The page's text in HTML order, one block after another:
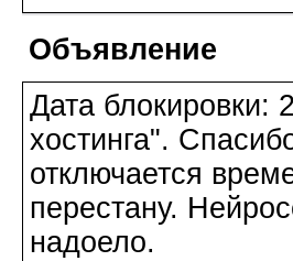
Объявление
Дата
хостинга".
отключается
перестану.
надоело.